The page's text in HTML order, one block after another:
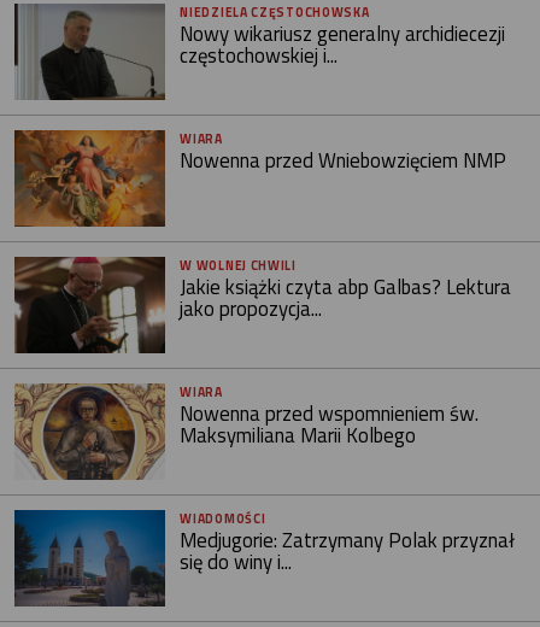
NIEDZIELA CZĘSTOCHOWSKA
Nowy wikariusz generalny archidiecezji
częstochowskiej i...
WIARA
Nowenna przed Wniebowzięciem NMP
W WOLNEJ CHWILI
Jakie książki czyta abp Galbas? Lektura
jako propozycja...
WIARA
Nowenna przed wspomnieniem św.
Maksymiliana Marii Kolbego
WIADOMOŚCI
Medjugorie: Zatrzymany Polak przyznał
się do winy i...